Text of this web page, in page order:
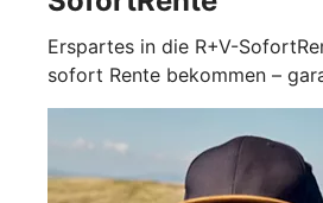
Erspartes in die R+V-
sofort Rente bekommen –